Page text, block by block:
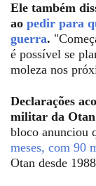
Ele também
ao pedir para
guerra.
é possível se
moleza nos
Declarações
militar da Otan
bloco anunciou
meses, com 90
Otan desde